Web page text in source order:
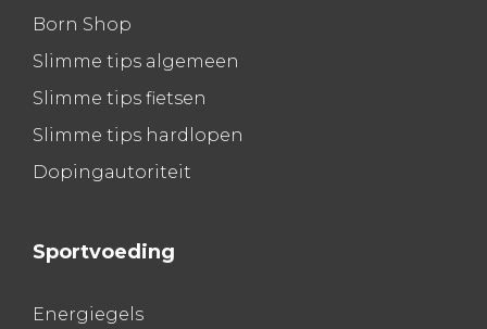
Born Shop
Slimme tips algemeen
Slimme tips fietsen
Slimme tips hardlopen
Dopingautoriteit
Sportvoeding
Energiegels